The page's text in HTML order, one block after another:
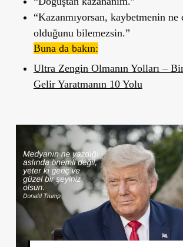
“Kazanmıyorsan, kaybetmenin ne
olduğunu bilemezsin.”
Buna da bakın:
Ultra Zengin Olmanın Yolları –
Gelir Yaratmanın 10 Yolu